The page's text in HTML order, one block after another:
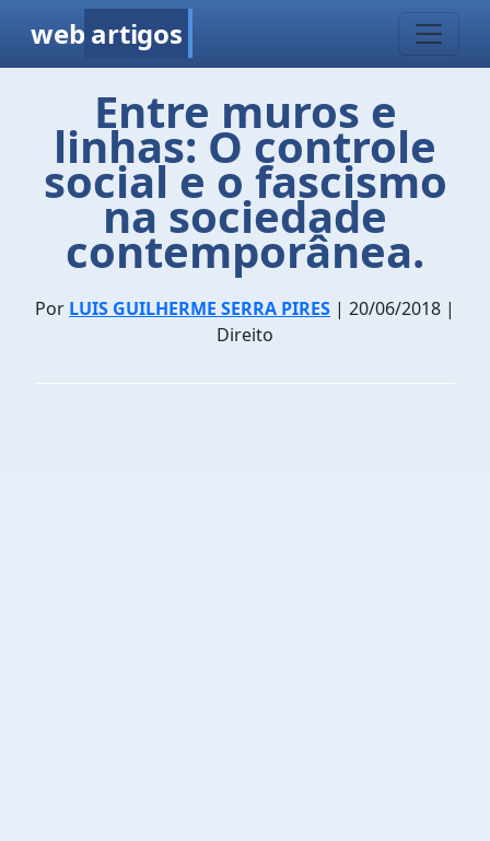
web artigos
Entre muros e
linhas: O controle
social e o fascismo
na sociedade
contemporânea.
Por LUIS GUILHERME SERRA PIRES | 20/06/2018 |
Direito